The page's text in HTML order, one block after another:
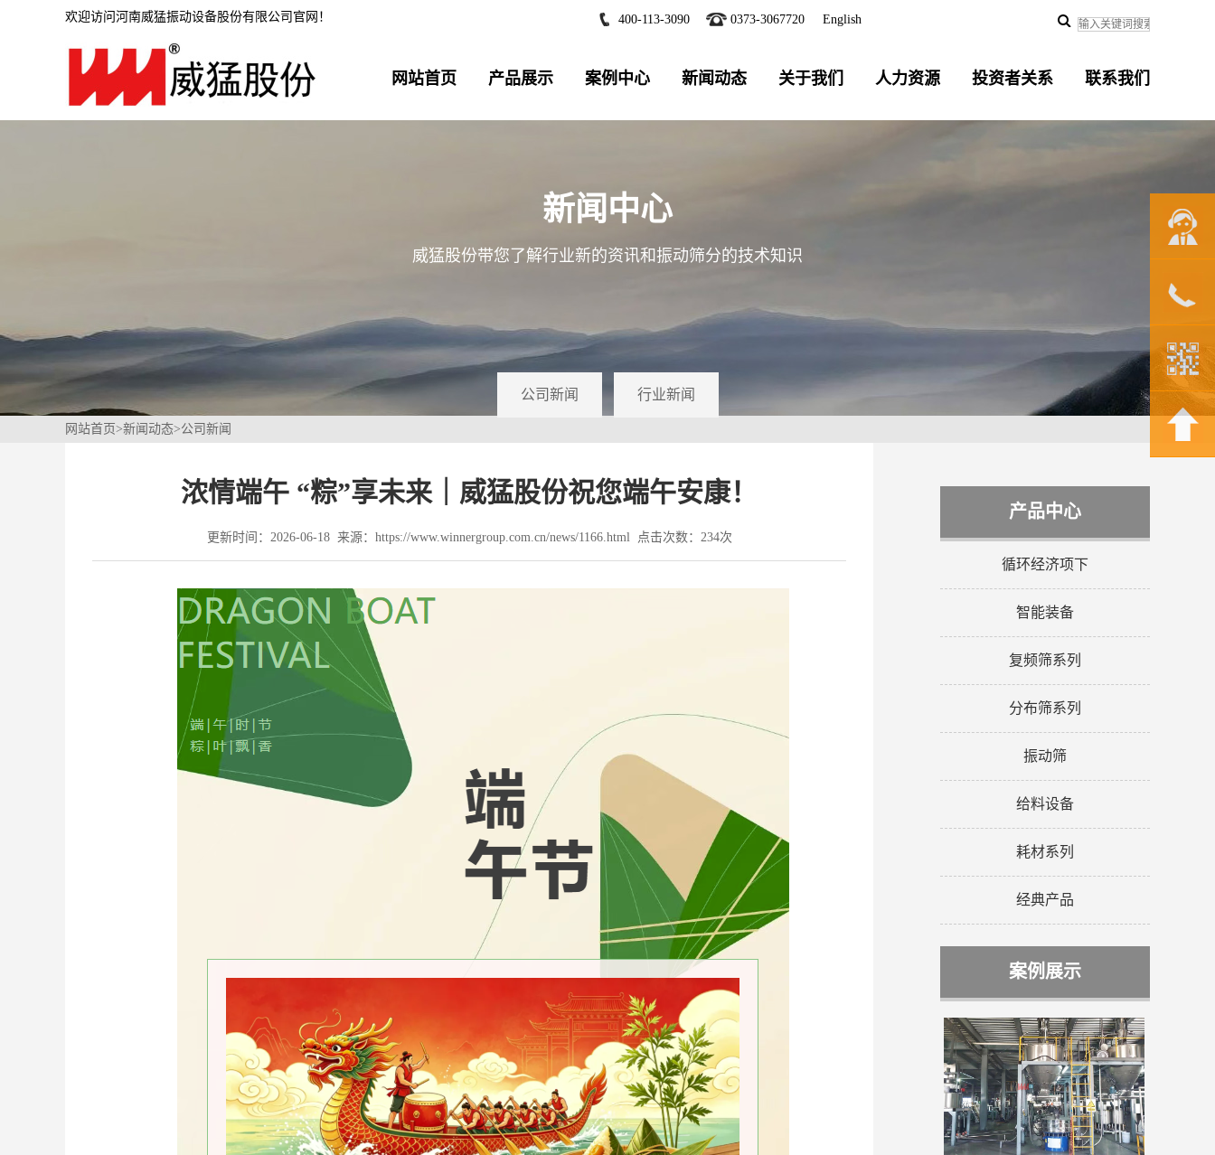
欢迎访问河南威猛振动设备股份有限公司官网！ 400-113-3090 0373-3067720 English
网站首页 产品展示 案例中心 新闻动态 关于我们 人力资源 投资者关系 联系我们
新闻中心
威猛股份带您了解行业新的资讯和振动筛分的技术知识
公司新闻 行业新闻
网站首页>新闻动态>公司新闻
浓情端午 “粽”享未来｜威猛股份祝您端午安康！
更新时间：2026-06-18 来源：https://www.winnergroup.com.cn/news/1166.html 点击次数：234次
产品中心
循环经济项下
智能装备
复频筛系列
分布筛系列
振动筛
给料设备
耗材系列
经典产品
案例展示
联系我们